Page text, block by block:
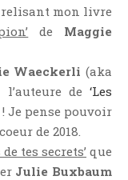
relisant mon livre
de Maggie
Waeckerli (aka
de ‘Les
! Je pense pouvoir
de 2018.
de tes secrets’ que
Julie Buxbaum